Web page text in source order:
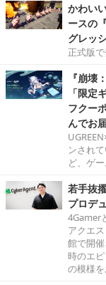
かわい
ースの
グレッ
正式版
『崩壊
「限定
フクー
んでお
ンされ
ど、ゲ
若手抜
プロデ
4Gamer
アクエ
館で開
時のエ
の模様を